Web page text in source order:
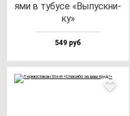
ями в ту­бу­се «Выпус­кни­
ку»
549 руб